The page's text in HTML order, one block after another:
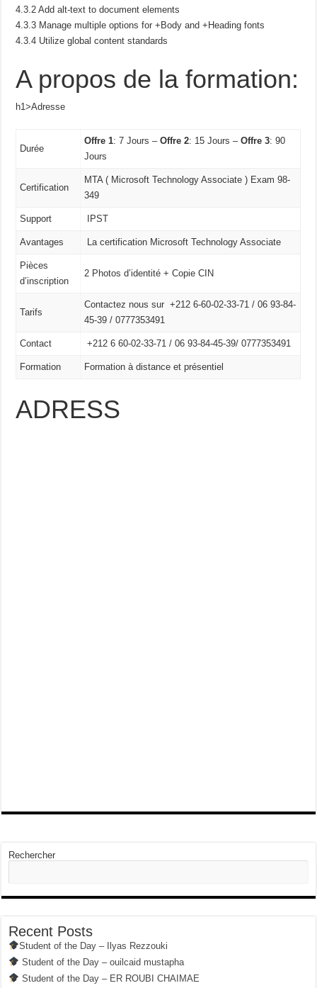
4.3.2 Add alt-text to document elements
4.3.3 Manage multiple options for +Body and +Heading fonts
4.3.4 Utilize global content standards
A propos de la formation:
h1>Adresse
Durée
Offre 1: 7 Jours –Offre 2: 15 Jours –Offre 3: 90
Jours
Certification
MTA ( Microsoft Technology Associate ) Exam 98-
349
Support IPST
Avantages La certification Microsoft Technology Associate
Pièces
d’inscription
2 Photos d’identité + Copie CIN
Tarifs
Contactez nous sur +212 6-60-02-33-71 / 06 93-84-
45-39 / 0777353491
Contact +212 6 60-02-33-71 / 06 93-84-45-39/ 0777353491
Formation Formation à distance et présentiel
ADRESS
Rechercher
Recent Posts
Student of the Day – Ilyas Rezzouki
Student of the Day – ouilcaid mustapha
Student of the Day – ER ROUBI CHAIMAE